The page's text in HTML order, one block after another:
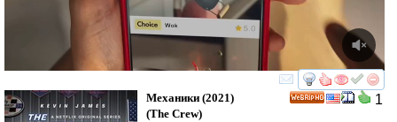
смотреть
1
Механики (2021)
(The Crew)